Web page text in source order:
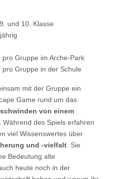
9. und 10. Klasse
pro Gruppe im Arche-Park
pro Gruppe in der Schule
mit der Gruppe ein
Game rund um das
von einem
Während des Spiels erfahren
viel Wissenswertes über
und -vielfalt. Sie
Bedeutung alte
heute noch in der